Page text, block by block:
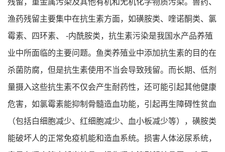
残留，重金属污染及其他有机和无机化学物质污染。兽药、
渔药残留主要集中在抗生素方面，如磺胺类、喹诺酮类、氯
霉素、四环素、 -内酰胺类，抗生素污染是我国水产品养殖
业中所面临的主要问题。鱼类养殖业中添加抗生素的目的在
杀菌防腐，但是抗生素使用不当会导致残留。而长期、低剂
量摄入这些抗生素不仅会产生耐药性，还可能引起其他健康
危害，如氯霉素能抑制骨髓造血功能，引起再生障碍性贫血
（包括白细胞减少、红细胞减少、血小板减少等），磺胺类
能破坏人的正常免疫机能和造血系统。损害人体泌尿系统，